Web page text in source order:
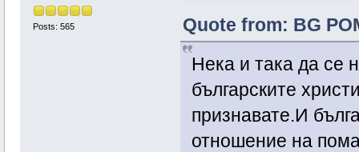
Posts: 565
Quote from: BG
Нека и така да се
българските
признавате.И
отношение на